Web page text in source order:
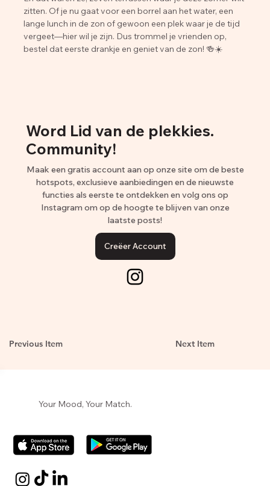
zitten. Of je nu gaat voor een borrel aan het water, een
lange lunch in de zon of gewoon een plek waar je de tijd
vergeet—hier wil je zijn. Dus trommel je vrienden op,
bestel dat eerste drankje en geniet van de zon! 🍻☀️
Word Lid van de plekkies.
Community!
Maak een gratis account aan op onze site om de beste
hotspots, exclusieve aanbiedingen en de nieuwste
functies als eerste te ontdekken en volg ons op
Instagram om op de hoogte te blijven van onze
laatste posts!
Creëer Account
Previous Item Next Item
Your Mood, Your Match.